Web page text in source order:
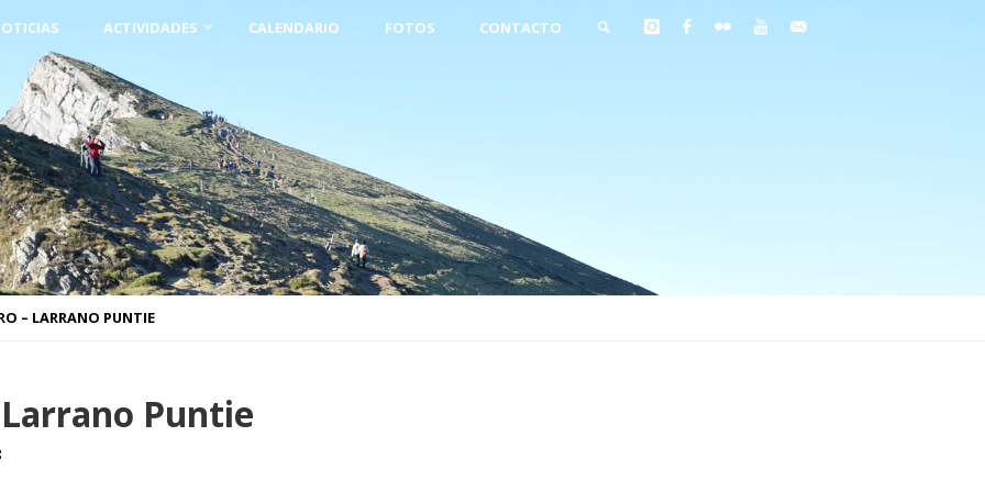
ACTIVIDADES CALENDARIO FOTOS CONTACTO
– LARRANO PUNTIE
Puntie